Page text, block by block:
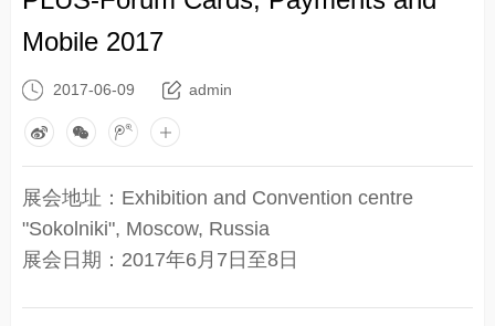
Mobile 2017
2017-06-09 admin
展会地址：Exhibition and Convention centre
"Sokolniki", Moscow, Russia
展会日期：2017年6月7日至8日